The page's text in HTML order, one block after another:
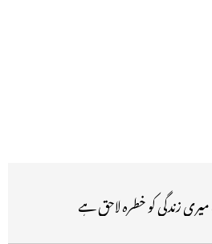
زندگی کو خطرہ لاحق ہے